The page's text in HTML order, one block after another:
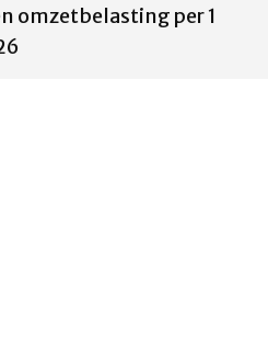
omzetbelasting per 1